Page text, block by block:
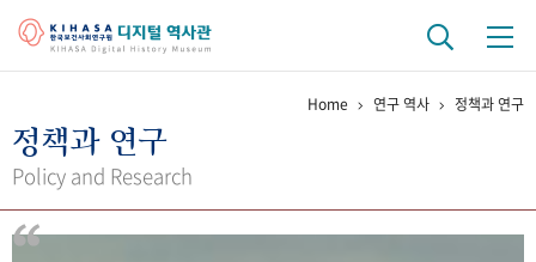
걸어온 길 기관 변천사
연구 역사
Home 연구 역사 정책과 연구
정책과 연구
Policy and Research